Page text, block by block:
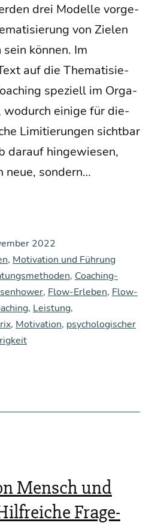
drei Model­le vor­ge­
von Zie­len
kön­nen. Im
auf die The­ma­ti­sie­
spe­zi­ell im Orga­
wodurch eini­ge für die­
Limi­tie­run­gen sicht­bar
dar­auf hin­ge­wie­sen,
neue, son­dern…
Zie­
le reden
2022
, Motivation und Führung
, Coaching-
, Flow-Erleben, Flow-
, Leistung,
, Motivation, psychologischer
Mensch und
Frage-